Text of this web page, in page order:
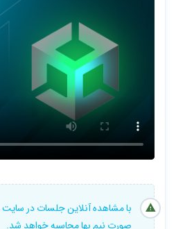
Car Simulator
Dead Trigger
پیشنهاد میشود عزیزان حتما ویدیوی
صفر تا صد بوده و مناسب برای همه
است؛ چه برای کسانی که مایلند یونیتی را
با مشاهده آنلاین جلسات در سایت
صورت نیم بها محاسبه خواهد شد.